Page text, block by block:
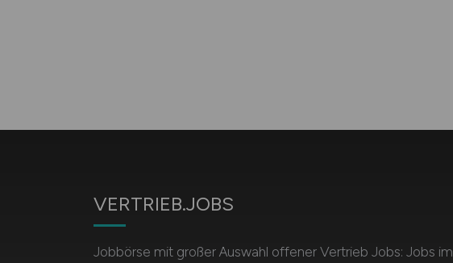
VERTRIEB.JOBS
Jobbörse mit großer Auswahl offener Vertrieb Jobs: Jobs im